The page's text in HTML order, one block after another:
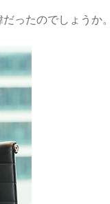
ったのでしょうか。